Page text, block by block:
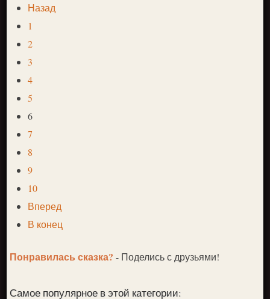
Назад
1
2
3
4
5
6
7
8
9
10
Вперед
В конец
Понравилась сказка?- Поделись с друзьями!
Самое популярное в этой категории: